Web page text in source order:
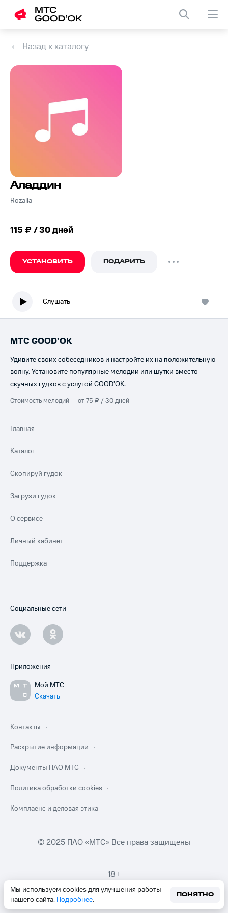
Назад к каталогу
Аладдин
Rozalia
115 ₽ / 30 дней
УСТАНОВИТЬ ПОДАРИТЬ
Слушать
Мы используем cookies для улучшения работы
нашего сайта. Подробнее.
ПОНЯТНО
МТС GOOD’OK
Удивите своих собеседников и настройте их на положительную
волну. Установите популярные мелодии или шутки вместо
скучных гудков с услугой GOOD’OK.
Стоимость мелодий — от 75 ₽ / 30 дней
Главная
Каталог
Скопируй гудок
Загрузи гудок
О сервисе
Личный кабинет
Поддержка
Социальные сети
Приложения
Мой МТС
Скачать
Контакты
Раскрытие информации
Документы ПАО МТС
Политика обработки cookies
Комплаенс и деловая этика
© 2025 ПАО «МТС» Все права защищены
18+